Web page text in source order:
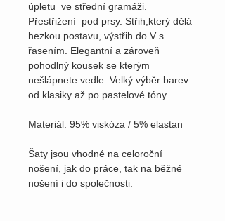
úpletu ve střední gramáži.
Přestřižení pod prsy. Střih,který dělá
hezkou postavu, výstřih do V s
řasením. Elegantní a zároveň
pohodlný kousek se kterým
nešlápnete vedle. Velký výběr barev
od klasiky až po pastelové tóny.
Materiál: 95% viskóza / 5% elastan
Šaty jsou vhodné na celoroční
nošení, jak do práce, tak na běžné
nošení i do společnosti.